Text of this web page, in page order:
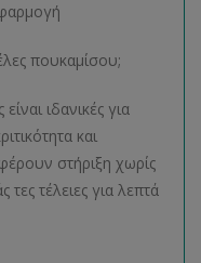
πουκαμίσου;
ιδανικές για
και
στήριξη χωρίς
τέλειες για λεπτά